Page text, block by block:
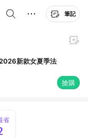
筆記
新款女夏季法
搶購
省